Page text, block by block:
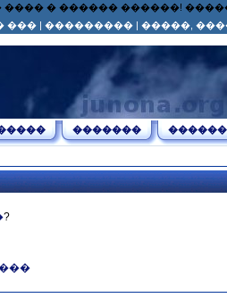
���� � ������ ������!
��� | ��������� | �����,
�������
?